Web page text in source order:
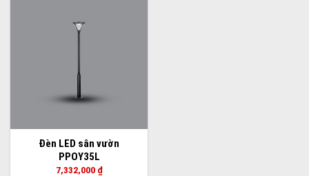
Đèn LED sân vườn
PPOY35L
7,332,000 ₫